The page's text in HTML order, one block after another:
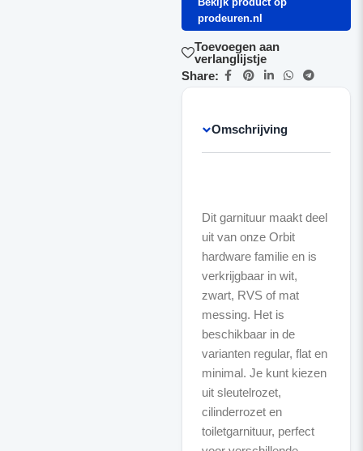
prodeuren.nl
Toevoegen aan
verlanglijstje
Share:
Omschrijving
Dit garnituur maakt deel
uit van onze Orbit
hardware familie en is
verkrijgbaar in wit,
zwart, RVS of mat
messing. Het is
beschikbaar in de
varianten regular, flat en
minimal. Je kunt kiezen
uit sleutelrozet,
cilinderrozet en
toiletgarnituur, perfect